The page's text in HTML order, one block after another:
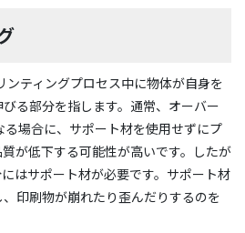
ンティングプロセス中に物体が自身を
る部分を指します。通常、オーバー
場合に、サポート材を使用せずにプ
が低下する可能性が高いです。したが
はサポート材が必要です。サポート材
印刷物が崩れたり歪んだりするのを